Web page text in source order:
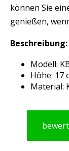
können Sie
genießen,
Beschreibung:
Modell:
Höhe: 17
Material: